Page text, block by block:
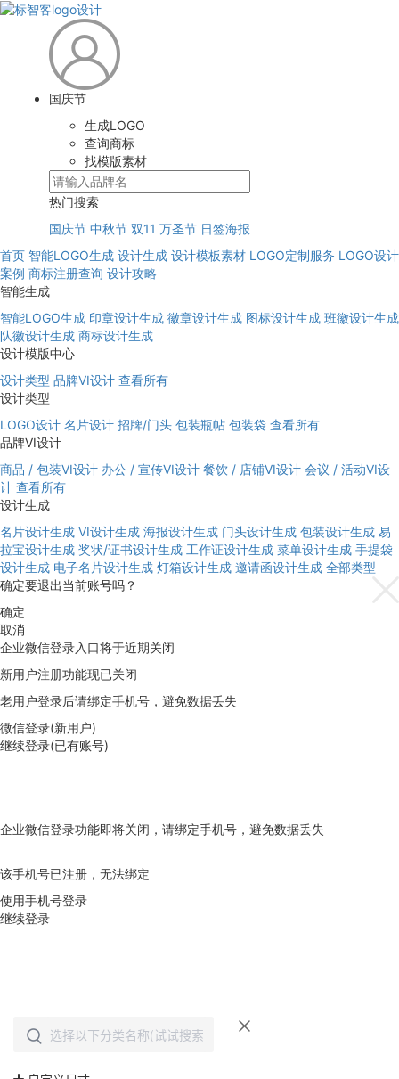
国庆节
生成LOGO
查询商标
找模版素材
热门搜索
国庆节 中秋节 双11 万圣节 日签海报
首页 智能LOGO生成 设计生成 设计模板素材 LOGO定制服务 LOGO设计
案例 商标注册查询 设计攻略
智能生成
智能LOGO生成 印章设计生成 徽章设计生成 图标设计生成 班徽设计生成
队徽设计生成 商标设计生成
设计模版中心
设计类型 品牌VI设计 查看所有
设计类型
LOGO设计 名片设计 招牌/门头 包装瓶帖 包装袋 查看所有
品牌VI设计
商品 / 包装VI设计 办公 / 宣传VI设计 餐饮 / 店铺VI设计 会议 / 活动VI设
计 查看所有
设计生成
名片设计生成 VI设计生成 海报设计生成 门头设计生成 包装设计生成 易
拉宝设计生成 奖状/证书设计生成 工作证设计生成 菜单设计生成 手提袋
设计生成 电子名片设计生成 灯箱设计生成 邀请函设计生成 全部类型
确定要退出当前账号吗？
确定
取消
企业微信登录入口将于近期关闭
新用户注册功能现已关闭
老用户登录后请绑定手机号，避免数据丢失
微信登录(新用户)
继续登录(已有账号)
企业微信登录功能即将关闭，请绑定手机号，避免数据丢失
该手机号已注册，无法绑定
使用手机号登录
继续登录